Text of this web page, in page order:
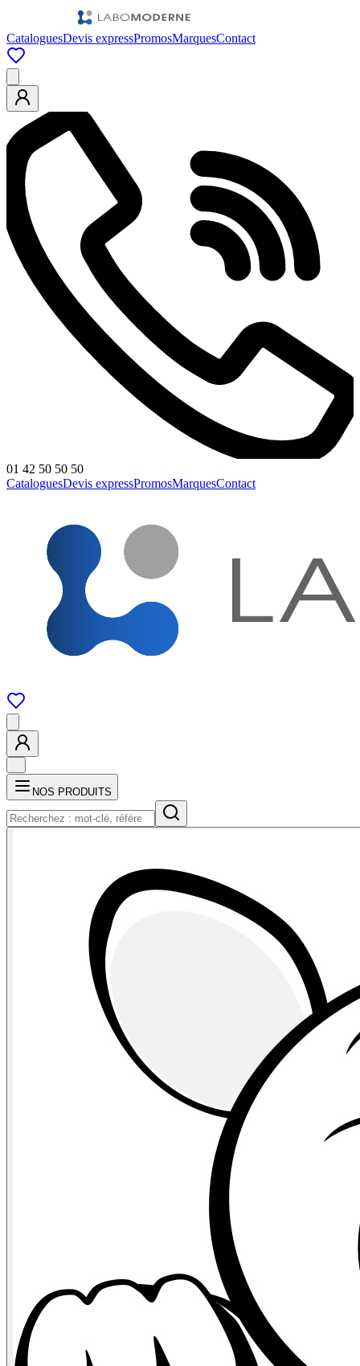
CataloguesDevis expressPromosMarquesContact
01 42 50 50 50
CataloguesDevis expressPromosMarquesContact
NOS PRODUITS